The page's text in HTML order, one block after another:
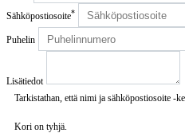
Sähköpostiosoite*
Puhelin
Lisätiedot
Tarkistathan, että nimi ja sähköpostiosoite -
Kori on tyhjä.